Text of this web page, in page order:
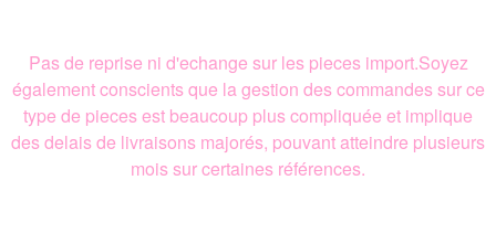
Pas de reprise ni d'echange sur les pieces import.Soyez
également conscients que la gestion des commandes sur ce
type de pieces est beaucoup plus compliquée et implique
des delais de livraisons majorés, pouvant atteindre plusieurs
mois sur certaines références.